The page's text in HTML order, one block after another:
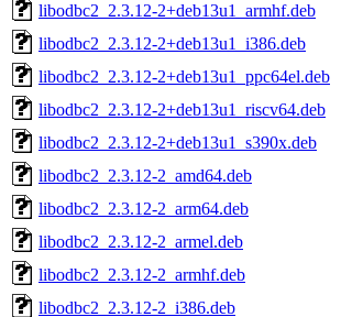
libodbc2_2.3.12-2+deb13u1_armhf.deb
libodbc2_2.3.12-2+deb13u1_i386.deb
libodbc2_2.3.12-2+deb13u1_ppc64el.deb
libodbc2_2.3.12-2+deb13u1_riscv64.deb
libodbc2_2.3.12-2+deb13u1_s390x.deb
libodbc2_2.3.12-2_amd64.deb
libodbc2_2.3.12-2_arm64.deb
libodbc2_2.3.12-2_armel.deb
libodbc2_2.3.12-2_armhf.deb
libodbc2_2.3.12-2_i386.deb